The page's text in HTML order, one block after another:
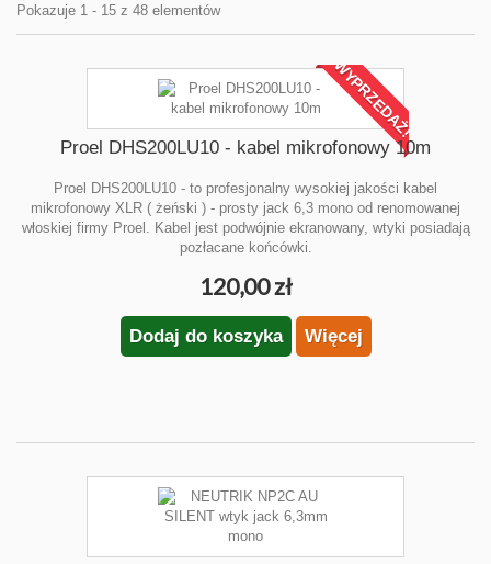
Pokazuje 1 - 15 z 48 elementów
WYPRZEDAŻ!
Proel DHS200LU10 - kabel mikrofonowy 10m
Proel DHS200LU10 - to profesjonalny wysokiej jakości kabel
mikrofonowy XLR ( żeński ) - prosty jack 6,3 mono od renomowanej
włoskiej firmy Proel. Kabel jest podwójnie ekranowany, wtyki posiadają
pozłacane końcówki.
120,00 zł
Dodaj do koszyka Więcej